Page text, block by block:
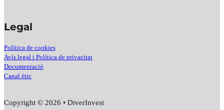
Legal
Política de cookies
Avís legal i Política de privacitat
Documentació
Canal ètic
Copyright © 2026 • DiverInvest